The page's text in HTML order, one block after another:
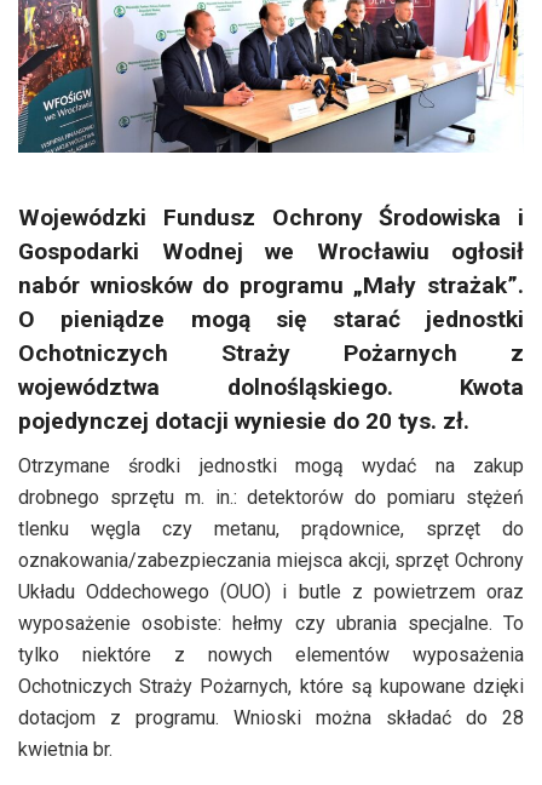
Wojewódzki Fundusz Ochrony Środowiska i
Gospodarki Wodnej we Wrocławiu ogłosił
nabór wniosków do programu „Mały strażak”.
O pieniądze mogą się starać jednostki
Ochotniczych Straży Pożarnych z
województwa dolnośląskiego. Kwota
pojedynczej dotacji wyniesie do 20 tys. zł.
Otrzymane środki jednostki mogą wydać na zakup
drobnego sprzętu m. in.: detektorów do pomiaru stężeń
tlenku węgla czy metanu, prądownice, sprzęt do
oznakowania/zabezpieczania miejsca akcji, sprzęt Ochrony
Układu Oddechowego (OUO) i butle z powietrzem oraz
wyposażenie osobiste: hełmy czy ubrania specjalne. To
tylko niektóre z nowych elementów wyposażenia
Ochotniczych Straży Pożarnych, które są kupowane dzięki
dotacjom z programu. Wnioski można składać do 28
kwietnia br.